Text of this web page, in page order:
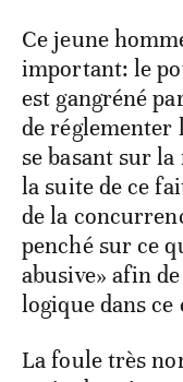
Ce jeune
important: le
est gangréné
de réglementer
se basant sur la
la suite de ce
de la
penché sur ce
abusive» afin
logique dans ce
La foule très